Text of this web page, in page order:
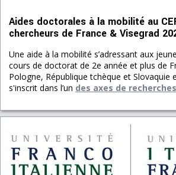
Aides doctorales à la mobilité au
chercheurs de France & Visegrad
Une aide à la mobilité s’adressant aux
cours de doctorat de 2e année et plus de
Pologne, République tchèque et Slovaquie
s'inscrit dans l’un des axes de recherches